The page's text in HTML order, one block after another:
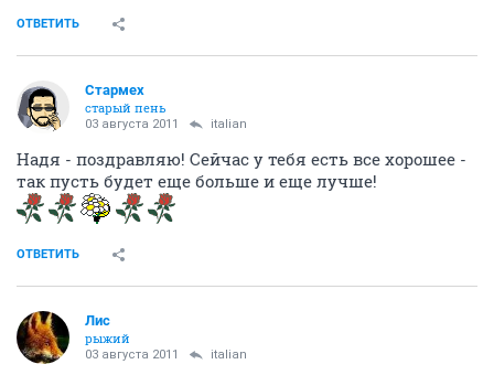
ОТВЕТИТЬ
Стармех
старый пень
03 августа 2011 italian
Надя - поздравляю! Сейчас у тебя есть все хорошее -
так пусть будет еще больше и еще лучше!
ОТВЕТИТЬ
Лис
рыжий
03 августа 2011 italian